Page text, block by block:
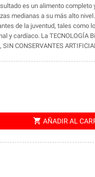
es un alimento
medianas a su más alto
de la juventud, tales como
y cardíaco. La TECNOLOGÍA
CONSERVANTES
shopping_cart AÑADIR AL